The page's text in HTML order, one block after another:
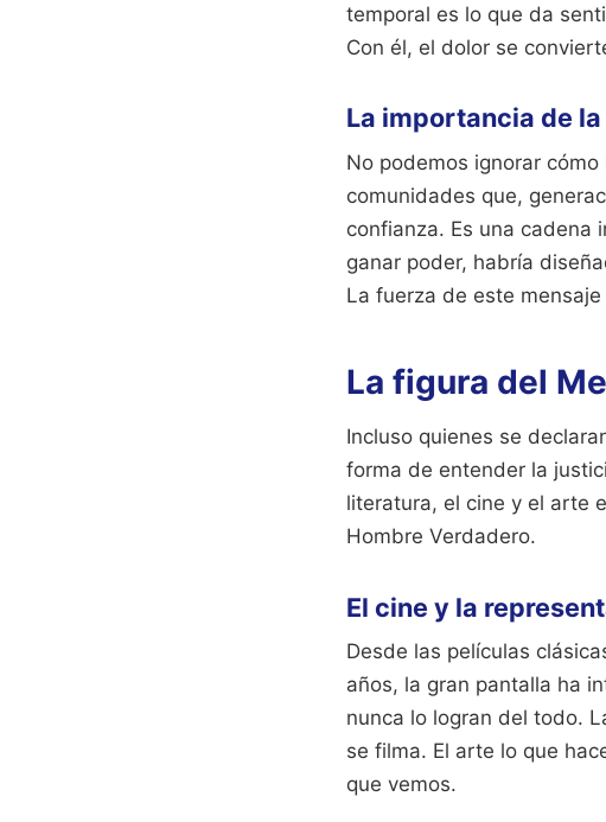
temporal es lo que da
Con él, el dolor se
La importancia de
No podemos ignorar
comunidades que,
confianza. Es una cadena
ganar poder, habría
La fuerza de este
La figura del
Incluso quienes se
forma de entender la
literatura, el cine y el arte
Hombre Verdadero.
El cine y la
Desde las películas
años, la gran pantalla ha
nunca lo logran del todo.
se filma. El arte lo que
que vemos.